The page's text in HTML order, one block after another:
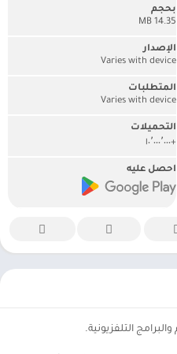
بحجم
14.35 MB
الإصدار
Varies with device
المتطلبات
Varies with device
التحميلات
+١٠٬٠٠٠٬٠٠٠
احصل عليه